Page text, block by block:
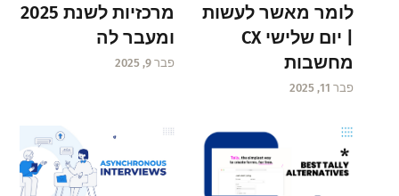
לומר מאשר לעשות
| יום שלישי CX
מחשבות
פבר 11, 2025
מרכזיות לשנת 2025
ומעבר לה
פבר 9, 2025